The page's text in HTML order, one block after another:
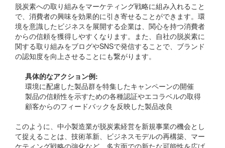
脱炭素への取り組みをマーケティング戦略に組み入れること
で、消費者の興味を効果的に引き寄せることができます。環
境を意識したビジネスを展開する企業は、関心を持つ消費者
からの信頼を獲得しやすくなります。また、自社の脱炭素に
関する取り組みをブログやSNSで発信することで、ブランド
の認知度を向上させることにも繋がります。
具体的なアクション例:
環境に配慮した製品群を特集したキャンペーンの開催
製品の信頼性を示すための各種認証やエコラベルの取得
顧客からのフィードバックを反映した製品改良
このように、中小製造業が脱炭素経営を新規事業の機会とし
て捉えることは、技術革新、ビジネスモデルの再構築、マー
ケティング戦略の強化など、多方面での新たな可能性を広げ